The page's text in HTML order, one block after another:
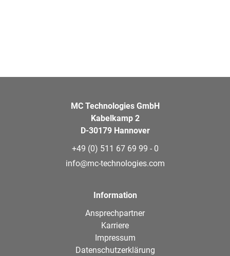
MC Technologies GmbH
Kabelkamp 2
D-30179 Hannover
+49 (0) 511 67 69 99 - 0
info@mc-technologies.com
Information
Ansprechpartner
Karriere
Impressum
Datenschutzerklärung